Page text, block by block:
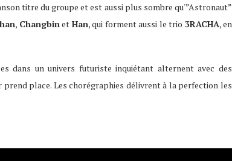
titre du groupe et est aussi plus sombre qu'”Astronaut”
, Changbin et Han, qui forment aussi le trio 3RACHA, en
dans un univers futuriste inquiétant alternent avec des
prend place. Les chorégraphies délivrent à la perfection les